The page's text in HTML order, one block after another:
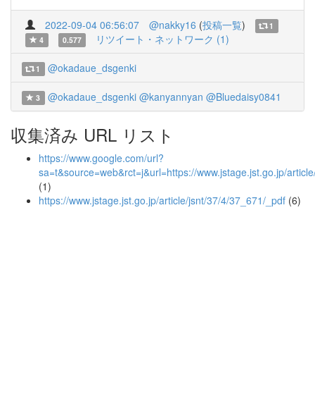
2022-09-04 06:56:07 @nakky16 (投稿一覧)
1
4
0.577 リツイート・ネットワーク (1)
1 @okadaue_dsgenki
3 @okadaue_dsgenki @kanyannyan @Bluedaisy0841
収集済み URL リスト
https://www.google.com/url?
sa=t&source=web&rct=j&url=https://www.jstage.jst.go.jp/
(1)
https://www.jstage.jst.go.jp/article/jsnt/37/4/37_671/_pdf (6)